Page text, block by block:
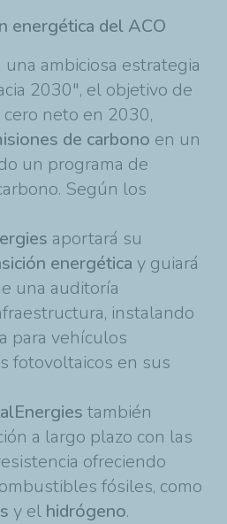
energética del ACO
ambiciosa estrategia
2030", el objetivo de
neto en 2030,
de carbono en un
un programa de
Según los
aportará su
energética y guiará
una auditoría
instalando
para vehículos
fotovoltaicos en sus
también
a largo plazo con las
ofreciendo
fósiles, como
y el hidrógeno.